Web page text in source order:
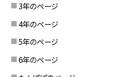
3年のページ
4年のページ
5年のページ
6年のページ